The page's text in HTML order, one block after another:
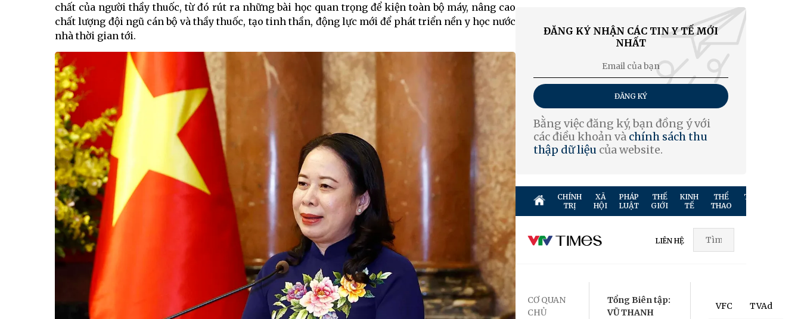
chất của người thầy thuốc, từ đó rút ra những bài học quan trọng để kiện toàn bộ máy, nâng cao
chất lượng đội ngũ cán bộ và thầy thuốc, tạo tinh thần, động lực mới để phát triển nền y học nước
nhà thời gian tới.
ĐĂNG KÝ NHẬN CÁC TIN Y TẾ MỚI
NHẤT
ĐĂNG KÝ
Bằng việc đăng ký, bạn đồng ý với
các điều khoản và chính sách thu
thập dữ liệu của website.
CHÍNH
TRỊ
XÃ
HỘI
PHÁP
LUẬT
THẾ
GIỚI
KINH
TẾ
THỂ
THAO
TRUYỀN
LIÊN HỆ
CƠ QUAN
CHỦ
Tổng Biên tập:
VŨ THANH
VFC TVAd